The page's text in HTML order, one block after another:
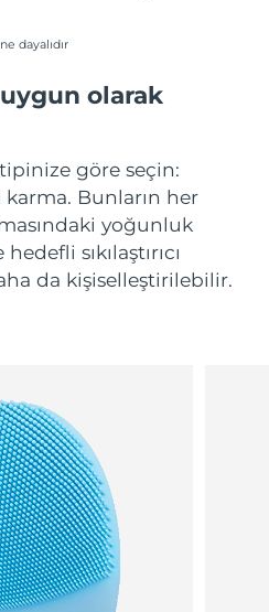
dayalıdır
olarak
göre seçin:
karma. Bunların her
yoğunluk
sıkılaştırıcı
da kişiselleştirilebilir.